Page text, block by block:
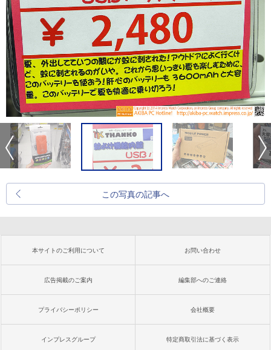
この写真の記事へ
本サイトのご利用について お問い合わせ
広告掲載のご案内 編集部へのご連絡
プライバシーポリシー 会社概要
インプレスグループ 特定商取引法に基づく表示